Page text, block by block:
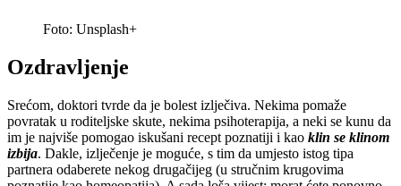
Foto: Unsplash+
Ozdravljenje
Srećom, doktori tvrde da je bolest izlječiva. Nekima pomaže
povratak u roditeljske skute, nekima psihoterapija, a neki se kunu da
im je najviše pomogao iskušani recept poznatiji i kao klin se klinom
izbija. Dakle, izlječenje je moguće, s tim da umjesto istog tipa
partnera odaberete nekog drugačijeg (u stručnim krugovima